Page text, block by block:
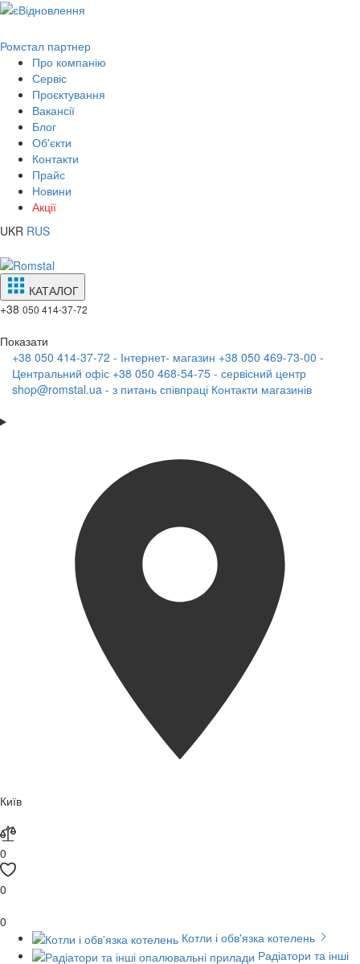
Ромстал партнер
Про компанію
Сервіс
Проєктування
Вакансії
Блог
Об'єкти
Контакти
Прайс
Новини
Акції
UKR RUS
КАТАЛОГ
+38 050 414-37-72
Показати
+38 050 414-37-72 - Інтернет- магазин +38 050 469-73-00 -
Центральний офіс +38 050 468-54-75 - сервісний центр
shop@romstal.ua - з питань співпраці Контакти магазинів
Київ
0
0
0
Котли і обв'язка котелень
Радіатори та інші